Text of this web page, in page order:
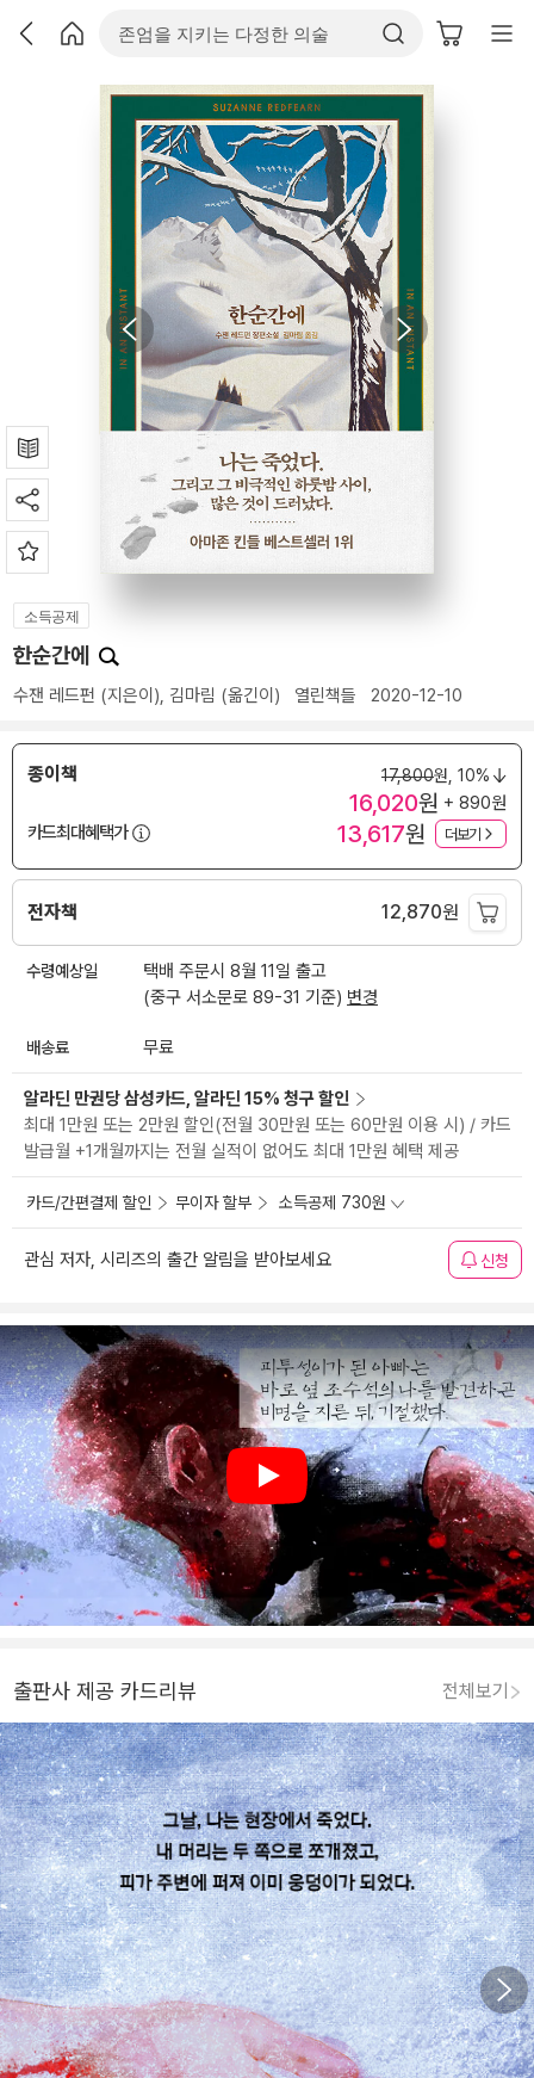
소득공제
한순간에
수잰 레드펀 (지은이), 김마림 (옮긴이) 열린책들 2020-12-10
종이책 17,800원, 10%
16,020원 + 890원
카드최대혜택가
13,617원 더보기
전자책 12,870원
수령예상일
택배 주문시 8월 11일 출고
(중구 서소문로 89-31 기준) 변경
배송료 무료
알라딘 만권당 삼성카드, 알라딘 15% 청구 할인
최대 1만원 또는 2만원 할인(전월 30만원 또는 60만원 이용 시) / 카드
발급월 +1개월까지는 전월 실적이 없어도 최대 1만원 혜택 제공
카드/간편결제 할인 무이자 할부 소득공제 730원
관심 저자, 시리즈의 출간 알림을 받아보세요 신청
Play
출판사 제공 카드리뷰 전체보기